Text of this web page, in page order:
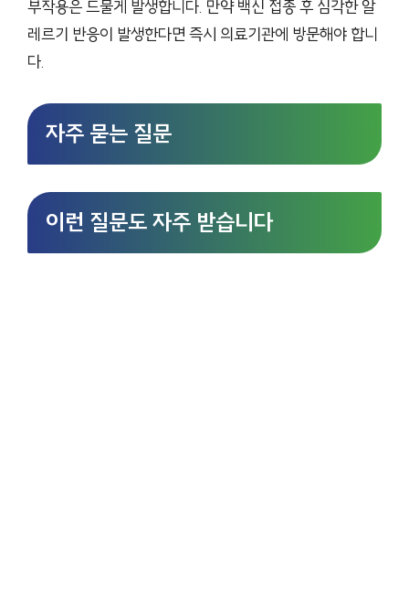
부작용은 드물게 발생합니다. 만약 백신 접종 후 심각한 알
레르기 반응이 발생한다면 즉시 의료기관에 방문해야 합니
다.
자주 묻는 질문
이런 질문도 자주 받습니다